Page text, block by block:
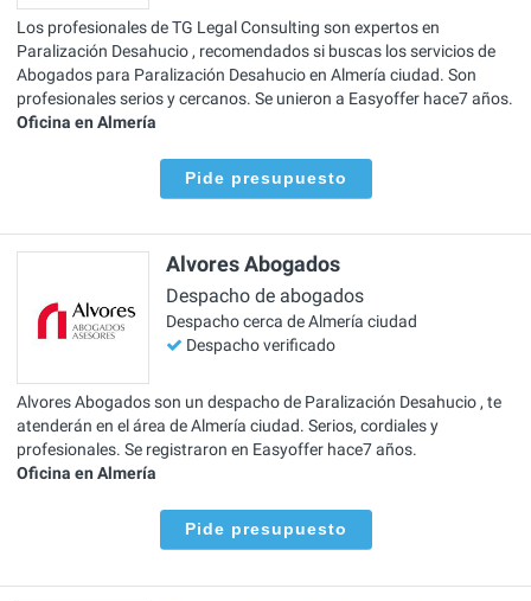
Los profesionales de TG Legal Consulting son expertos en
Paralización Desahucio , recomendados si buscas los servicios de
Abogados para Paralización Desahucio en Almería ciudad. Son
profesionales serios y cercanos. Se unieron a Easyoffer hace7 años.
Oficina en Almería
Pide presupuesto
Alvores Abogados
Despacho de abogados
Despacho cerca de Almería ciudad
Despacho verificado
Alvores Abogados son un despacho de Paralización Desahucio , te
atenderán en el área de Almería ciudad. Serios, cordiales y
profesionales. Se registraron en Easyoffer hace7 años.
Oficina en Almería
Pide presupuesto